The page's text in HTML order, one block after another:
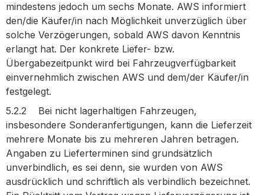
mindestens jedoch um sechs Monate. AWS informiert
den/die Käufer/in nach Möglichkeit unverzüglich über
solche Verzögerungen, sobald AWS davon Kenntnis
erlangt hat. Der konkrete Liefer- bzw.
Übergabezeitpunkt wird bei Fahrzeugverfügbarkeit
einvernehmlich zwischen AWS und dem/der Käufer/in
festgelegt.
5.2.2 Bei nicht lagerhaltigen Fahrzeugen,
insbesondere Sonderanfertigungen, kann die Lieferzeit
mehrere Monate bis zu mehreren Jahren betragen.
Angaben zu Lieferterminen sind grundsätzlich
unverbindlich, es sei denn, sie wurden von AWS
ausdrücklich und schriftlich als verbindlich bezeichnet.